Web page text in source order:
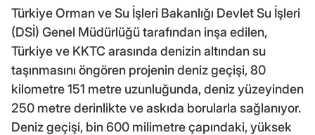
Türkiye Orman ve Su İşleri Bakanlığı Devlet Su İşleri
(DSİ) Genel Müdürlüğü tarafından inşa edilen,
Türkiye ve KKTC arasında denizin altından su
taşınmasını öngören projenin deniz geçişi, 80
kilometre 151 metre uzunluğunda, deniz yüzeyinden
250 metre derinlikte ve askıda borularla sağlanıyor.
Deniz geçişi, bin 600 milimetre çapındaki, yüksek